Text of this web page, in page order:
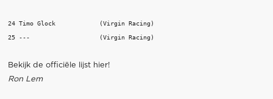
24 Timo Glock            (Virgin Racing)
Bekijk de officiële lijst hier!
Ron Lem